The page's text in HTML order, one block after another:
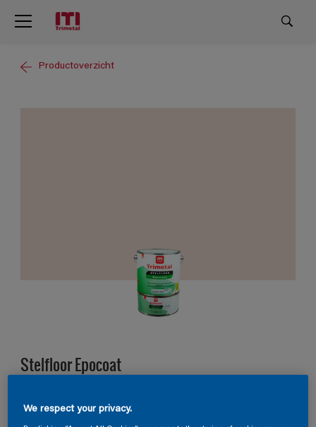
Productoverzicht
Stelfloor Epocoat
C9.05.83
We respect your privacy.